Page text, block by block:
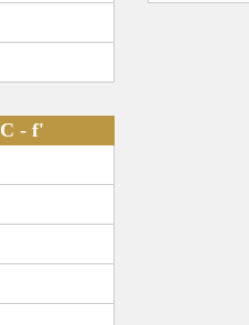
C - f'